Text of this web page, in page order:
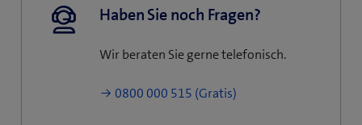
Haben Sie noch Fragen?
Wir beraten Sie gerne telefonisch.
0800 000 515 (Gratis)